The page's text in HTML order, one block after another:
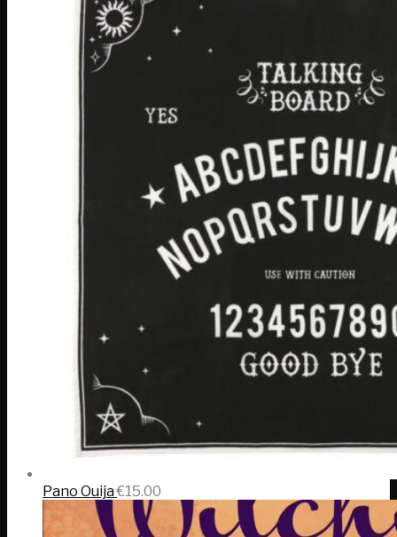
Pano Ouija€15.00